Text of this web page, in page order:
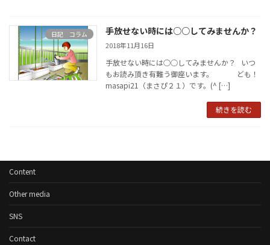
日記 コラム 手放せない時には○○してみませんか？
2018年11月16日
手放せない時には○○してみませんか？ いつ
もお読み頂き有難う御座います。 ども！
masapi21（まさぴ２１）です。(^ […]
続きを読む
Content
Other media
SNS
Contact